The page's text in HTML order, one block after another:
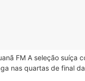
FM A seleção suíça
nas quartas de final